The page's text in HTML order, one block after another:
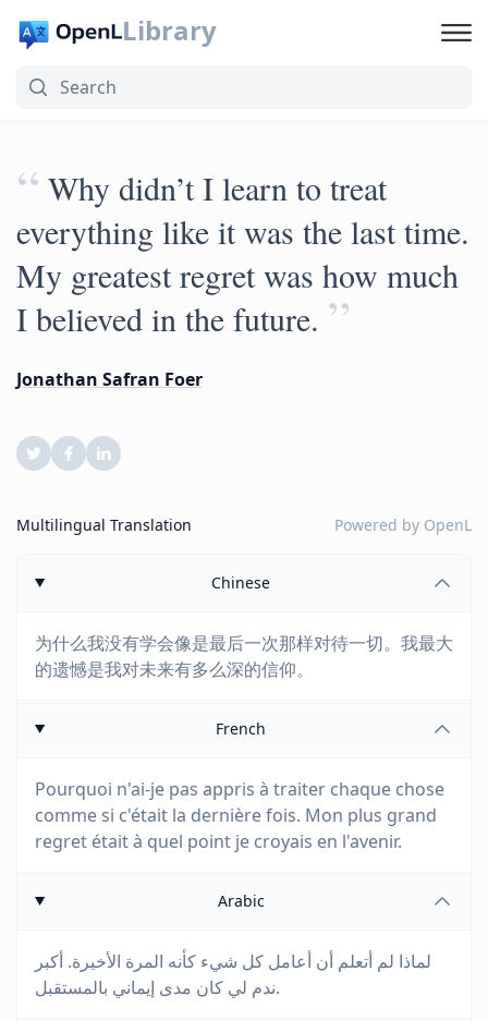
Library
“ Why didn’t I learn to treat
everything like it was the last time.
My greatest regret was how much
I believed in the future. ”
Jonathan Safran Foer
Multilingual Translation Powered by OpenL
Chinese
为什么我没有学会像是最后一次那样对待一切。我最大
的遗憾是我对未来有多么深的信仰。
French
Pourquoi n'ai-je pas appris à traiter chaque chose
comme si c'était la dernière fois. Mon plus grand
regret était à quel point je croyais en l'avenir.
Arabic
لماذا لم أتعلم أن أعامل كل شيء كأنه المرة الأخيرة. أكبر
ندم لي كان مدى إيماني بالمستقبل.